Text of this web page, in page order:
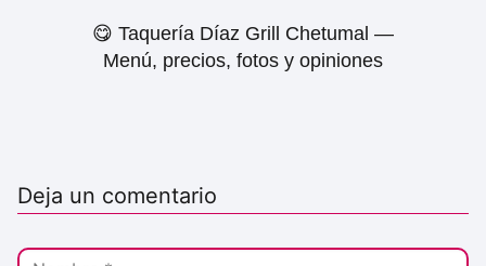
😋 Taquería Díaz Grill Chetumal —
Menú, precios, fotos y opiniones
Deja un comentario